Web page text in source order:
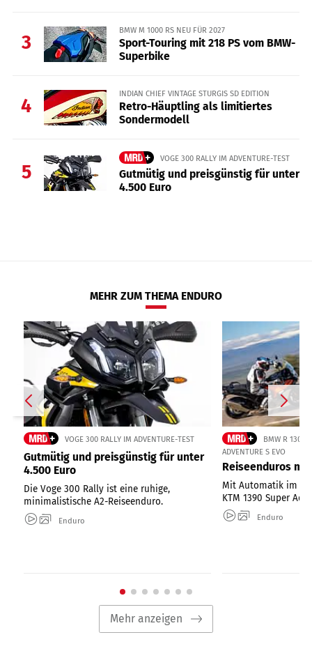
3
BMW M 1000 RS NEU FÜR 2027
Sport-Touring mit 218 PS vom BMW-
Superbike
4
INDIAN CHIEF VINTAGE STURGIS SD EDITION
Retro-Häuptling als limitiertes
Sondermodell
5
VOGE 300 RALLY IM ADVENTURE-TEST
Gutmütig und preisgünstig für unter
4.500 Euro
MEHR ZUM THEMA ENDURO
VOGE 300 RALLY IM ADVENTURE-TEST
Gutmütig und preisgünstig für unter
4.500 Euro
Die Voge 300 Rally ist eine ruhige,
minimalistische A2-Reiseenduro.
Enduro
BMW R 1300
ADVENTURE S EVO
Reiseenduros
Mit Automatik im
KTM 1390 Super
Enduro
Mehr anzeigen